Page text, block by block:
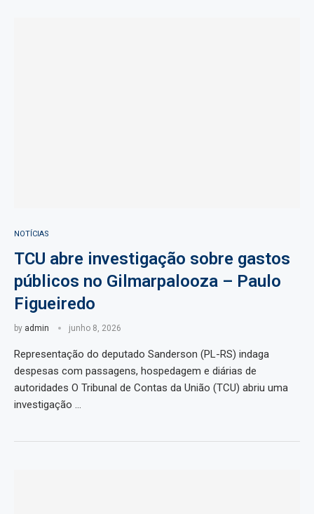
NOTÍCIAS
TCU abre investigação sobre gastos
públicos no Gilmarpalooza – Paulo
Figueiredo
by admin junho 8, 2026
Representação do deputado Sanderson (PL-RS) indaga
despesas com passagens, hospedagem e diárias de
autoridades O Tribunal de Contas da União (TCU) abriu uma
investigação …